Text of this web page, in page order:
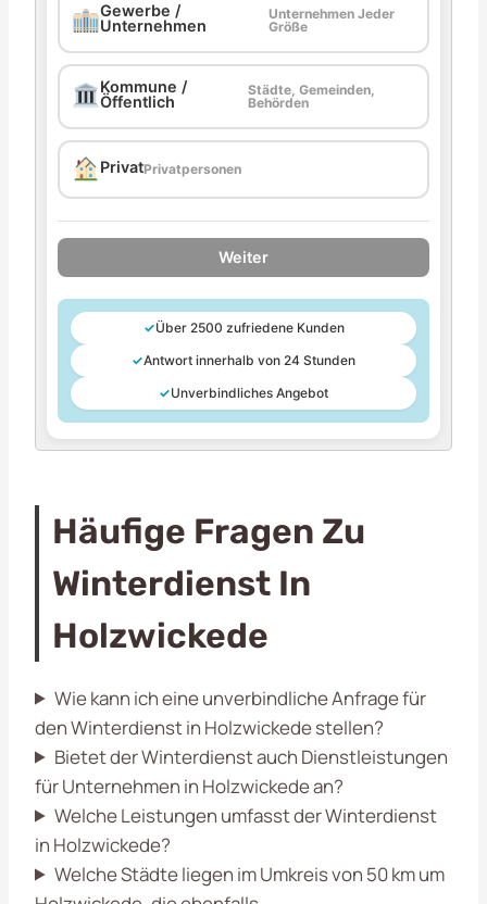
Gewerbe /
Unternehmen
Unternehmen Jeder
Größe
Kommune /
Öffentlich
Städte, Gemeinden,
Behörden
PrivatPrivatpersonen
Weiter
✓Über 2500 zufriedene Kunden
✓Antwort innerhalb von 24 Stunden
✓Unverbindliches Angebot
Häufige Fragen Zu
Winterdienst In
Holzwickede
Wie kann ich eine unverbindliche Anfrage für
den Winterdienst in Holzwickede stellen?
Bietet der Winterdienst auch Dienstleistungen
für Unternehmen in Holzwickede an?
Welche Leistungen umfasst der Winterdienst
in Holzwickede?
Welche Städte liegen im Umkreis von 50 km um